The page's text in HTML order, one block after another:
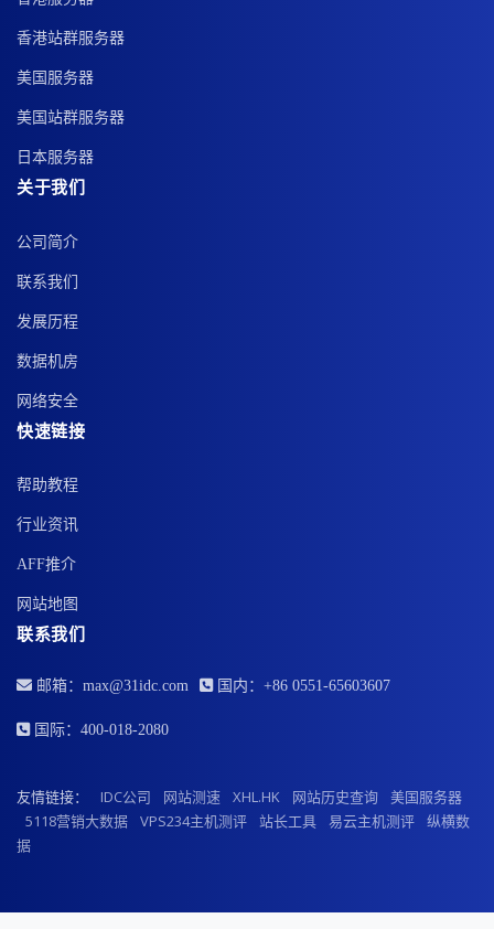
香港站群服务器
美国服务器
美国站群服务器
日本服务器
关于我们
公司简介
联系我们
发展历程
数据机房
网络安全
快速链接
帮助教程
行业资讯
AFF推介
网站地图
联系我们
邮箱：max@31idc.com 国内：+86 0551-65603607
国际：400-018-2080
友情链接： IDC公司 网站测速 XHL.HK 网站历史查询
美国服务器
5118营销大数据
VPS234主机测评 站长工具 易云主机测评
纵横数
据